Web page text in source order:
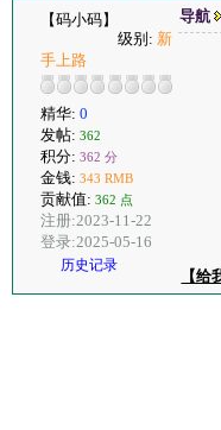
【码小码】
级别: 新
手上路
精华: 0
发帖: 362
积分: 362 分
金钱: 343 RMB
贡献值: 362 点
注册:2023-11-22
登录:2025-05-16
历史记录
导航
【给